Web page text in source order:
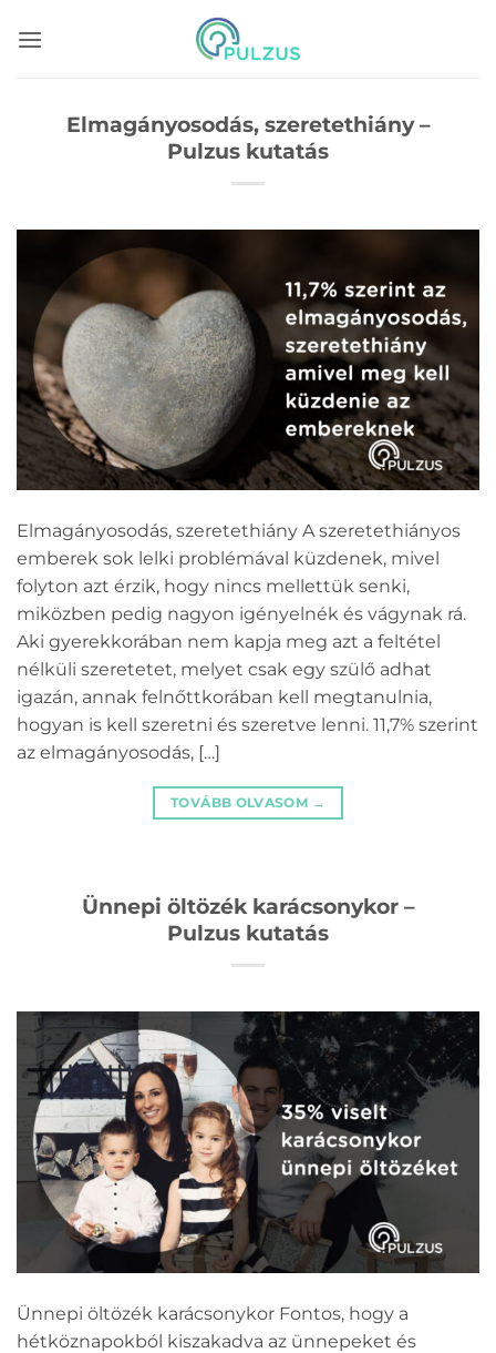
Elmagányosodás, szeretethiány –
Pulzus kutatás
Elmagányosodás, szeretethiány A szeretethiányos
emberek sok lelki problémával küzdenek, mivel
folyton azt érzik, hogy nincs mellettük senki,
miközben pedig nagyon igényelnék és vágynak rá.
Aki gyerekkorában nem kapja meg azt a feltétel
nélküli szeretetet, melyet csak egy szülő adhat
igazán, annak felnőttkorában kell megtanulnia,
hogyan is kell szeretni és szeretve lenni. 11,7% szerint
az elmagányosodás, […]
TOVÁBB OLVASOM →
Ünnepi öltözék karácsonykor –
Pulzus kutatás
Ünnepi öltözék karácsonykor Fontos, hogy a
hétköznapokból kiszakadva az ünnepeket és